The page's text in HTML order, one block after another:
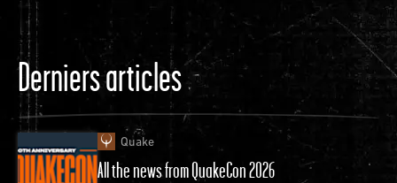
Derniers articles
Quake
All the news from QuakeCon 2026